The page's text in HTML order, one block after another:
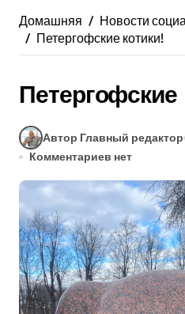
Домашняя
Новости
Петергофские котики!
Петергофские
Автор Главный редактор
Комментариев нет